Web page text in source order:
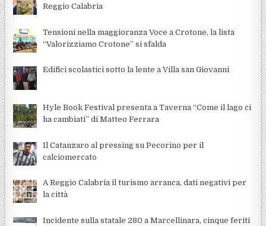
Reggio Calabria
Tensioni nella maggioranza Voce a Crotone, la lista
“Valorizziamo Crotone” si sfalda
Edifici scolastici sotto la lente a Villa san Giovanni
Hyle Book Festival presenta a Taverna “Come il lago ci
ha cambiati” di Matteo Ferrara
Il Catanzaro al pressing su Pecorino per il
calciomercato
A Reggio Calabria il turismo arranca, dati negativi per
la città
Incidente sulla statale 280 a Marcellinara, cinque feriti